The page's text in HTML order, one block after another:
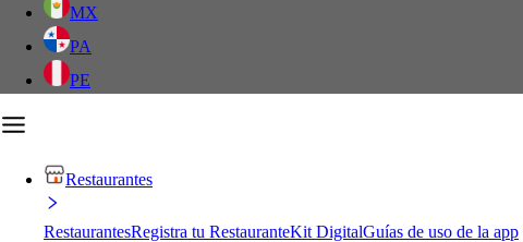
MX
PA
PE
Restaurantes
RestaurantesRegistra tu RestauranteKit DigitalGuías de uso de la app